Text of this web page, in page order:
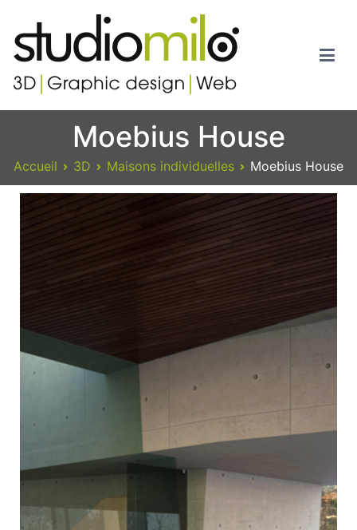
Studiomilo
Votre spécialiste en 3D, Images de synthèse, Graphic design et
Moebius House
Accueil 3D Maisons individuelles Moebius House